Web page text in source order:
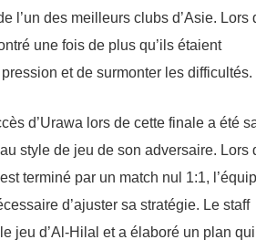
l’un des meilleurs clubs d’Asie. Lors
une fois de plus qu’ils étaient
et de surmonter les difficultés.
d’Urawa lors de cette finale a été
style de jeu de son adversaire. Lors
terminé par un match nul 1:1,
d’ajuster sa stratégie. Le staff
jeu d’Al-Hilal et a élaboré un plan qui